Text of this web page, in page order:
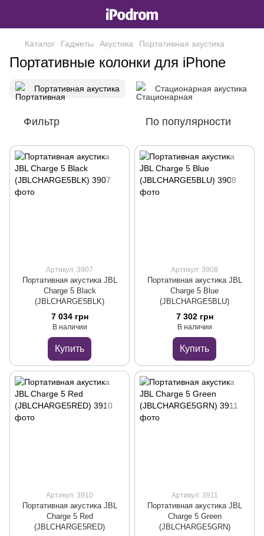
Каталог Гаджеты Акустика Портативная акустика
Портативные колонки для iPhone
Портативная акустика Стационарная акустика
Фильтр По популярности
Артикул: 3907
Портативная акустика JBL
Charge 5 Black
(JBLCHARGE5BLK)
7 034 грн
В наличии
Купить
Артикул: 3908
Портативная акустика JBL
Charge 5 Blue
(JBLCHARGE5BLU)
7 302 грн
В наличии
Купить
Артикул: 3910
Портативная акустика JBL
Charge 5 Red
(JBLCHARGE5RED)
Артикул: 3911
Портативная акустика JBL
Charge 5 Green
(JBLCHARGE5GRN)